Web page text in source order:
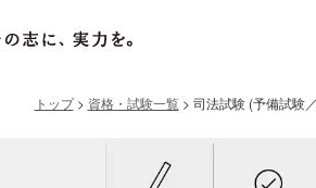
トップ> 資格・試験一覧> 司法試験 (予備試験